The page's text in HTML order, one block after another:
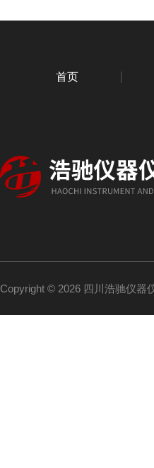
首页
Copyright © 2026 四川浩驰仪